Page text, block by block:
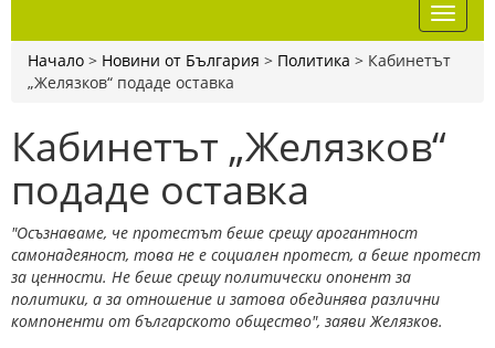
Начало > Новини от България > Политика > Кабинетът
„Желязков“ подаде оставка
Кабинетът „Желязков“
подаде оставка
"Осъзнаваме, че протестът беше срещу арогантност
самонадеяност, това не е социален протест, а беше протест
за ценности. Не беше срещу политически опонент за
политики, а за отношение и затова обединява различни
компоненти от българското общество", заяви Желязков.